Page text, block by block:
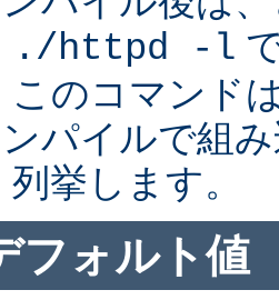
./httpd -l
このコマンド
パイルで組
挙します。
フォルト値